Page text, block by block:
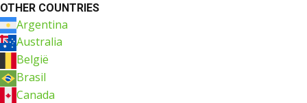
OTHER COUNTRIES
Argentina
Australia
België
Brasil
Canada